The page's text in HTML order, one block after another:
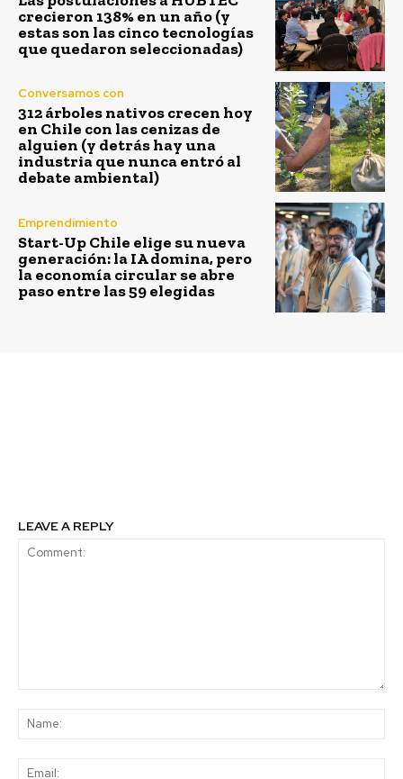
crecieron 138% en un año (y
estas son las cinco tecnologías
que quedaron seleccionadas)
Conversamos con
312 árboles nativos crecen hoy
en Chile con las cenizas de
alguien (y detrás hay una
industria que nunca entró al
debate ambiental)
Emprendimiento
Start-Up Chile elige su nueva
generación: la IA domina, pero
la economía circular se abre
paso entre las 59 elegidas
LEAVE A REPLY